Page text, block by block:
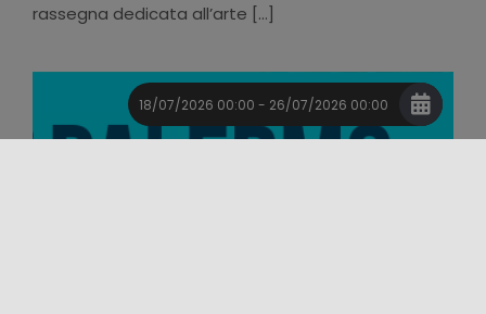
rassegna dedicata all’arte [...]
18/07/2026 00:00 - 26/07/2026 00:00